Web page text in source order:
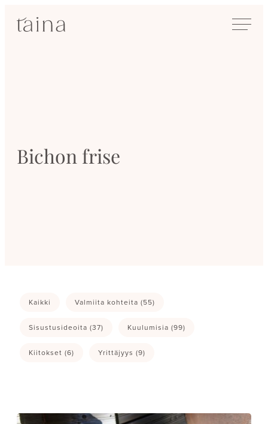
suoraan
SisustusTaina
Bichon frise
Kaikki Valmiita kohteita (55)
Sisustusideoita (37) Kuulumisia (99)
Kiitokset (6) Yrittäjyys (9)